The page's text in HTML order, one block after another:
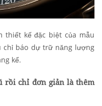
thiết kế đặc biệt của mẫu
chỉ báo dự trữ năng lượng
kể.
rồi chỉ đơn giản là thêm